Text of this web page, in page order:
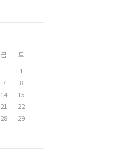
금
토
1
7
8
14
15
21
22
28
29